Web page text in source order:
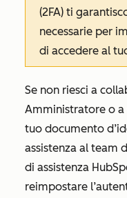
(2FA) ti
necessarie per
di accedere al
Se non riesci a
Amministratore o
tuo documento
assistenza al team
di assistenza
reimpostare